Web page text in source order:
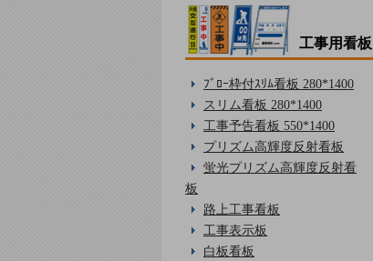
工事用看板
ﾌﾞﾛｰ枠付ｽﾘﾑ看板 280*1400
スリム看板 280*1400
工事予告看板 550*1400
プリズム高輝度反射看板
蛍光プリズム高輝度反射看
板
路上工事看板
工事表示板
白板看板